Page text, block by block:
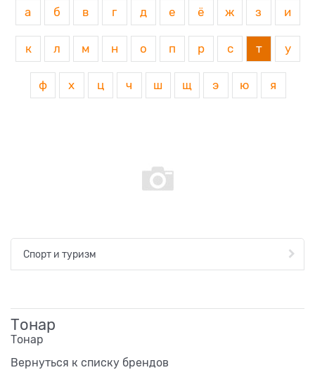
а б в г д е ё ж з и
к л м н о п р с т у
ф х ц ч ш щ э ю я
Спорт и туризм
Тонар
Тонар
Вернуться к списку брендов